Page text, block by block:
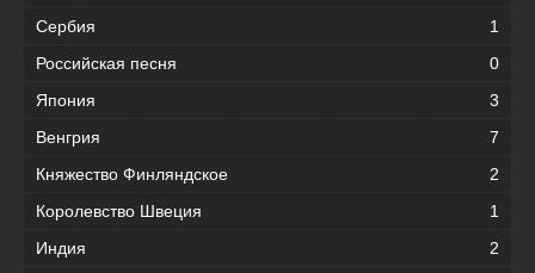
Сербия
1
Российская песня
0
Япония
3
Венгрия
7
Княжество Финляндское
2
Королевство Швеция
1
Индия
2